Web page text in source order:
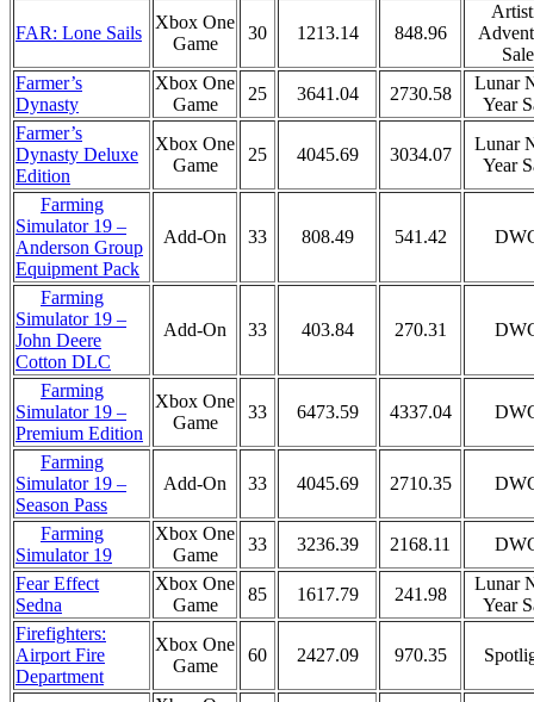
FAR: Lone Sails
Xbox One
Game
30 1213.14 848.96
Sale
Farmer’s
Dynasty
Xbox One
Game
25 3641.04 2730.58
Lunar
Year
Farmer’s
Dynasty Deluxe
Edition
Xbox One
Game
25 4045.69 3034.07
Lunar
Year
Farming
Simulator 19 –
Anderson Group
Equipment Pack
Add-On 33 808.49 541.42
Farming
Simulator 19 –
John Deere
Cotton DLC
Add-On 33 403.84 270.31
Farming
Simulator 19 –
Premium Edition
Xbox One
Game
33 6473.59 4337.04
Farming
Simulator 19 –
Season Pass
Add-On 33 4045.69 2710.35
Farming
Simulator 19
Xbox One
Game
33 3236.39 2168.11
Fear Effect
Sedna
Xbox One
Game
85 1617.79 241.98
Lunar
Year
Firefighters:
Airport Fire
Department
Xbox One
Game
60 2427.09 970.35